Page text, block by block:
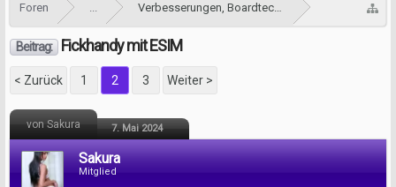
Foren ... Verbesserungen, Boardtechnik und Support
Beitrag: Fickhandy mit ESIM
< Zurück 1 2 3 Weiter >
von Sakura 7. Mai 2024
Sakura
Mitglied